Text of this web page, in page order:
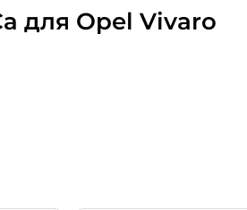
для Opel Vivaro